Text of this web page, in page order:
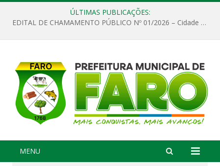
ÚLTIMAS PUBLICAÇÕES:
EDITAL DE CHAMAMENTO PÚBLICO Nº 01/2026 – Cidade de Faro
MENU